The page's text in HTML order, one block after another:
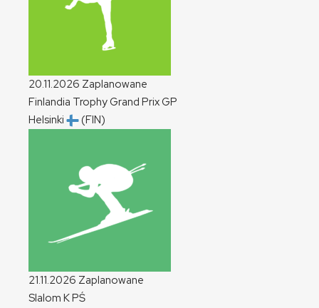
20.11.2026 Zaplanowane
Finlandia Trophy Grand PrixGP
Helsinki
(FIN)
21.11.2026 Zaplanowane
Slalom KPŚ